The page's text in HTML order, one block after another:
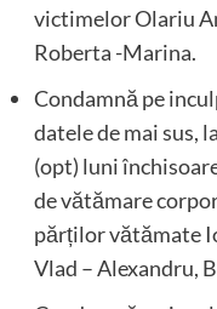
victimelor Olariu
Roberta -Marina.
Condamnă pe
datele de mai sus,
(opt) luni
de vătămare
părților vătămate
Vlad – Alexandru,